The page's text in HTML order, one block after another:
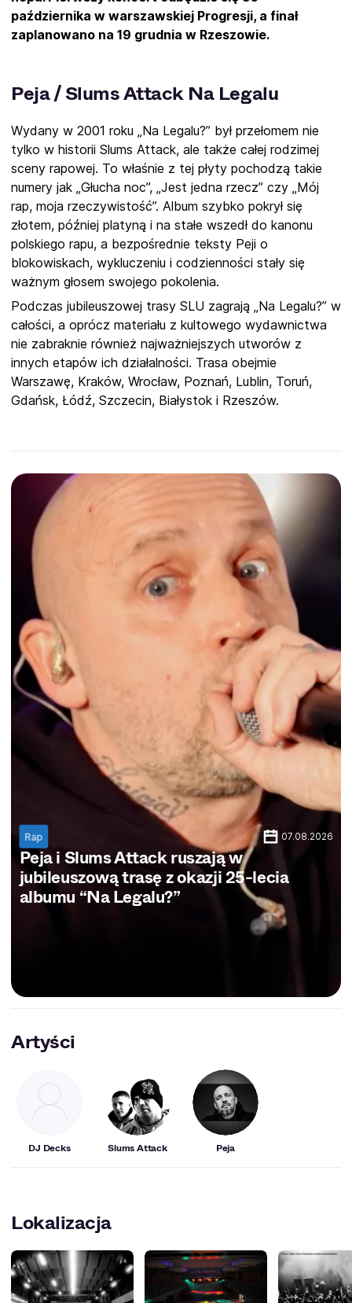
października w warszawskiej Progresji, a finał
zaplanowano na 19 grudnia w Rzeszowie.
Peja / Slums Attack Na Legalu
Wydany w 2001 roku „Na Legalu?” był przełomem nie
tylko w historii Slums Attack, ale także całej rodzimej
sceny rapowej. To właśnie z tej płyty pochodzą takie
numery jak „Głucha noc”, „Jest jedna rzecz” czy „Mój
rap, moja rzeczywistość”. Album szybko pokrył się
złotem, później platyną i na stałe wszedł do kanonu
polskiego rapu, a bezpośrednie teksty Peji o
blokowiskach, wykluczeniu i codzienności stały się
ważnym głosem swojego pokolenia.
Podczas jubileuszowej trasy SLU zagrają „Na Legalu?” w
całości, a oprócz materiału z kultowego wydawnictwa
nie zabraknie również najważniejszych utworów z
innych etapów ich działalności. Trasa obejmie
Warszawę, Kraków, Wrocław, Poznań, Lublin, Toruń,
Gdańsk, Łódź, Szczecin, Białystok i Rzeszów.
07.08.2026
Rap
Peja i Slums Attack ruszają w
jubileuszową trasę z okazji 25-lecia
albumu “Na Legalu?”
Artyści
DJ Decks Slums Attack Peja
Lokalizacja